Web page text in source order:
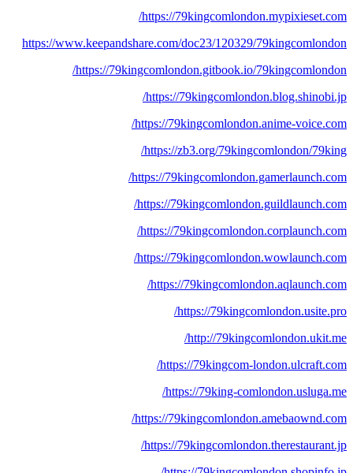
https://79kingcomlondon.mypixieset.com/
https://www.keepandshare.com/doc23/120329/79kingcomlondon
https://79kingcomlondon.gitbook.io/79kingcomlondon/
https://79kingcomlondon.blog.shinobi.jp/
https://79kingcomlondon.anime-voice.com/
https://zb3.org/79kingcomlondon/79king/
https://79kingcomlondon.gamerlaunch.com/
https://79kingcomlondon.guildlaunch.com/
https://79kingcomlondon.corplaunch.com/
https://79kingcomlondon.wowlaunch.com/
https://79kingcomlondon.aqlaunch.com/
https://79kingcomlondon.usite.pro/
http://79kingcomlondon.ukit.me/
https://79kingcom-london.ulcraft.com/
https://79king-comlondon.usluga.me/
https://79kingcomlondon.amebaownd.com/
https://79kingcomlondon.therestaurant.jp/